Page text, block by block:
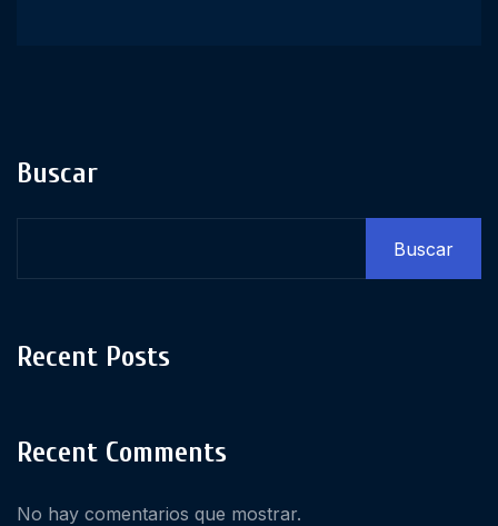
Buscar
Buscar
Recent Posts
Recent Comments
No hay comentarios que mostrar.